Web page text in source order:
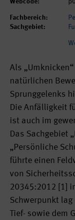
Webcode:
Fachbereich:
Sachgebiet:
Als
natürlichen
Sprunggelenks
Die Anfälligkeit
ist auch im
Das Sachgebiet
„Persönliche
führte einen
von
20345:2012 [1]
Schwerpunkt lag
Tief- sowie dem